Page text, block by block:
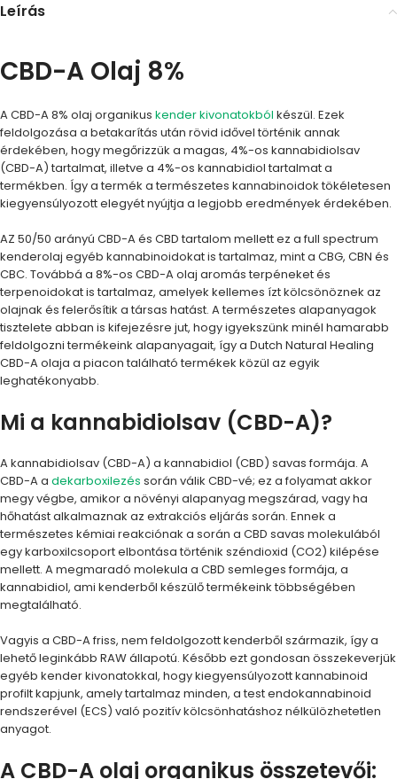
Leírás
CBD-A Olaj 8%
A CBD-A 8% olaj organikus kender kivonatokból készül. Ezek
feldolgozása a betakarítás után rövid idővel történik annak
érdekében, hogy megőrizzük a magas, 4%-os kannabidiolsav
(CBD-A) tartalmat, illetve a 4%-os kannabidiol tartalmat a
termékben. Így a termék a természetes kannabinoidok tökéletesen
kiegyensúlyozott elegyét nyújtja a legjobb eredmények érdekében.
AZ 50/50 arányú CBD-A és CBD tartalom mellett ez a full spectrum
kenderolaj egyéb kannabinoidokat is tartalmaz, mint a CBG, CBN és
CBC. Továbbá a 8%-os CBD-A olaj aromás terpéneket és
terpenoidokat is tartalmaz, amelyek kellemes ízt kölcsönöznek az
olajnak és felerősítik a társas hatást. A természetes alapanyagok
tisztelete abban is kifejezésre jut, hogy igyekszünk minél hamarabb
feldolgozni termékeink alapanyagait, így a Dutch Natural Healing
CBD-A olaja a piacon található termékek közül az egyik
leghatékonyabb.
Mi a kannabidiolsav (CBD-A)?
A kannabidiolsav (CBD-A) a kannabidiol (CBD) savas formája. A
CBD-A a dekarboxilezés során válik CBD-vé; ez a folyamat akkor
megy végbe, amikor a növényi alapanyag megszárad, vagy ha
hőhatást alkalmaznak az extrakciós eljárás során. Ennek a
természetes kémiai reakciónak a során a CBD savas molekulából
egy karboxilcsoport elbontása történik széndioxid (CO2) kilépése
mellett. A megmaradó molekula a CBD semleges formája, a
kannabidiol, ami kenderből készülő termékeink többségében
megtalálható.
Vagyis a CBD-A friss, nem feldolgozott kenderből származik, így a
lehető leginkább RAW állapotú. Később ezt gondosan összekeverjük
egyéb kender kivonatokkal, hogy kiegyensúlyozott kannabinoid
profilt kapjunk, amely tartalmaz minden, a test endokannabinoid
rendszerével (ECS) való pozitív kölcsönhatáshoz nélkülözhetetlen
anyagot.
A CBD-A olaj organikus összetevői: